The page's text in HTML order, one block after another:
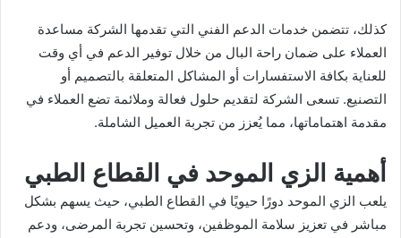
كذلك، تتضمن خدمات الدعم الفني التي تقدمها الشركة مساعدة
العملاء على ضمان راحة البال من خلال توفير الدعم في أي وقت
للعناية بكافة الاستفسارات أو المشاكل المتعلقة بالتصميم أو
التصنيع. تسعى الشركة لتقديم حلول فعالة وملائمة تضع العملاء في
مقدمة اهتماماتها، مما يُعزز من تجربة العميل الشاملة.
أهمية الزي الموحد في القطاع الطبي
يلعب الزي الموحد دورًا حيويًا في القطاع الطبي، حيث يسهم بشكل
مباشر في تعزيز سلامة الموظفين، وتحسين تجربة المرضى، ودعم